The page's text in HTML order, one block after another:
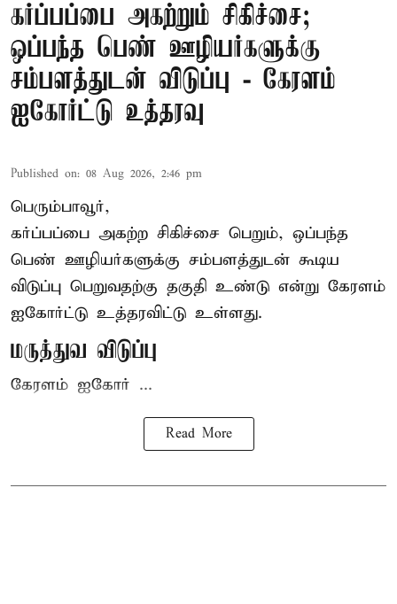
கர்ப்பப்பை அகற்றும் சிகிச்சை;
ஒப்பந்த பெண் ஊழியர்களுக்கு
சம்பளத்துடன் விடுப்பு - கேரளம்
ஐகோர்ட்டு உத்தரவு
Published on: 08 Aug 2026, 2:46 pm
பெரும்பாவூர்,
கர்ப்பப்பை அகற்ற சிகிச்சை பெறும், ஒப்பந்த
பெண் ஊழியர்களுக்கு சம்பளத்துடன் கூடிய
விடுப்பு பெறுவதற்கு தகுதி உண்டு என்று கேரளம்
ஐகோர்ட்டு உத்தரவிட்டு உள்ளது.
மருத்துவ விடுப்பு
கேரளம் ஐகோர் ...
Read More